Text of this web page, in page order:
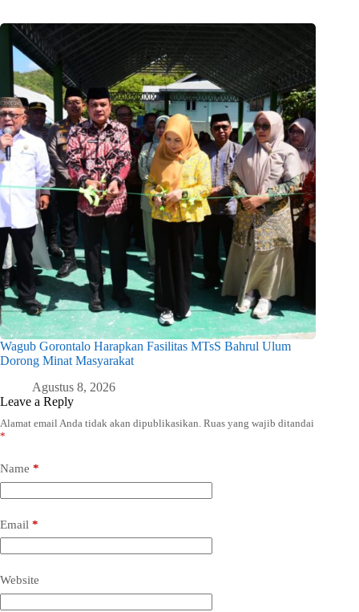
Wagub Gorontalo Harapkan Fasilitas MTsS Bahrul Ulum
Dorong Minat Masyarakat
Agustus 8, 2026
Leave a Reply
Alamat email Anda tidak akan dipublikasikan. Ruas yang wajib ditandai
*
Name *
Email *
Website